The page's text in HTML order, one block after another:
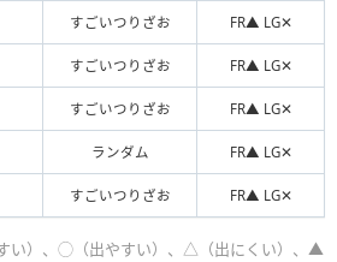
すごいつりざお FR▲ LG✕
すごいつりざお FR▲ LG✕
すごいつりざお FR▲ LG✕
ランダム FR▲ LG✕
すごいつりざお FR▲ LG✕
い）、◯（出やすい）、△（出にくい）、▲